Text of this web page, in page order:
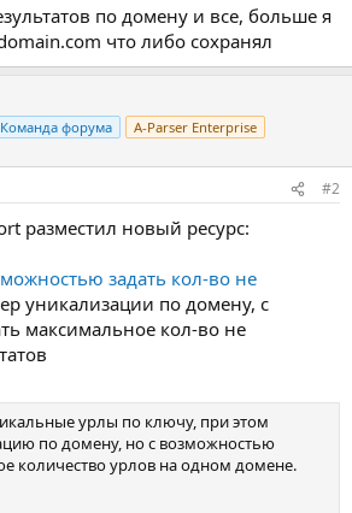
по домену и все, больше я
что либо сохранял
Команда форума A-Parser Enterprise
#2
разместил новый ресурс:
задать кол-во не
уникализации по домену, с
максимальное кол-во не
урлы по ключу, при этом
по домену, но с возможностью
количество урлов на одном домене.